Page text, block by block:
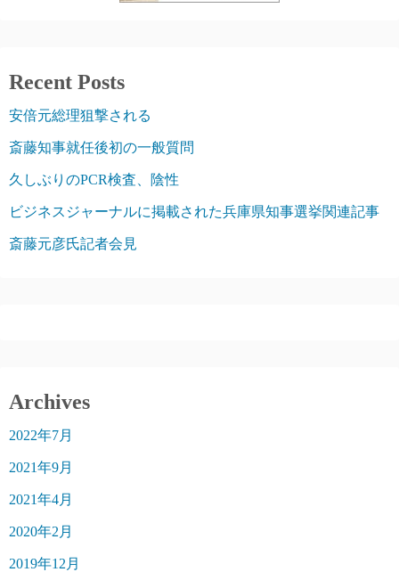
Recent Posts
安倍元総理狙撃される
斎藤知事就任後初の一般質問
久しぶりのPCR検査、陰性
ビジネスジャーナルに掲載された兵庫県知事選挙関連記事
斎藤元彦氏記者会見
Archives
2022年7月
2021年9月
2021年4月
2020年2月
2019年12月